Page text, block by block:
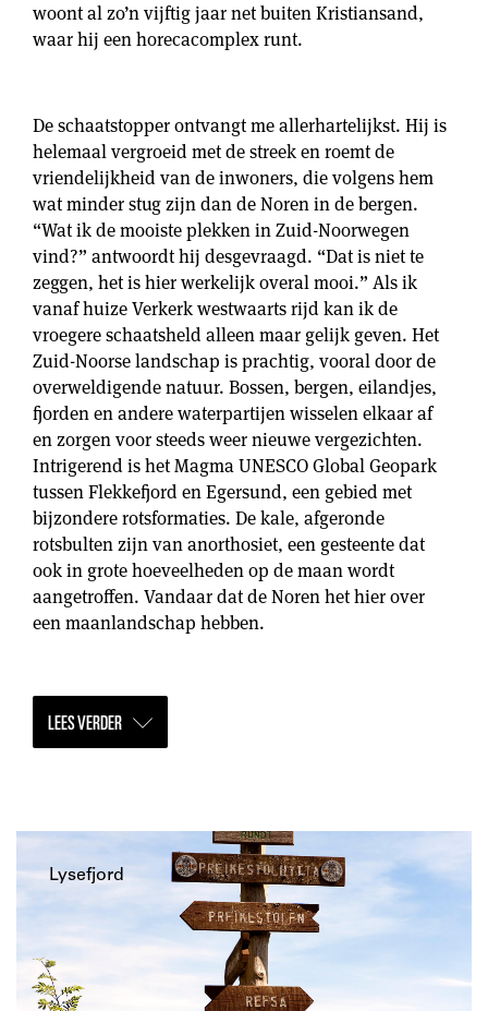
woont al zo’n vijftig jaar net buiten Kristiansand,
waar hij een horecacomplex runt.
De schaatstopper ontvangt me allerhartelijkst. Hij is
helemaal vergroeid met de streek en roemt de
vriendelijkheid van de inwoners, die volgens hem
wat minder stug zijn dan de Noren in de bergen.
“Wat ik de mooiste plekken in Zuid-Noorwegen
vind?” antwoordt hij desgevraagd. “Dat is niet te
zeggen, het is hier werkelijk overal mooi.” Als ik
vanaf huize Verkerk westwaarts rijd kan ik de
vroegere schaatsheld alleen maar gelijk geven. Het
Zuid-Noorse landschap is prachtig, vooral door de
overweldigende natuur. Bossen, bergen, eilandjes,
fjorden en andere waterpartijen wisselen elkaar af
en zorgen voor steeds weer nieuwe vergezichten.
Intrigerend is het Magma UNESCO Global Geopark
tussen Flekkefjord en Egersund, een gebied met
bijzondere rotsformaties. De kale, afgeronde
rotsbulten zijn van anorthosiet, een gesteente dat
ook in grote hoeveelheden op de maan wordt
aangetroffen. Vandaar dat de Noren het hier over
een maanlandschap hebben.
LEES VERDER
Lysefjord